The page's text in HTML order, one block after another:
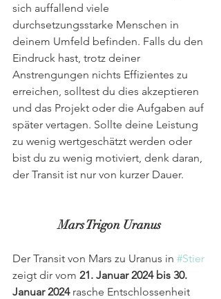
sich auffallend viele
durchsetzungsstarke Menschen in
deinem Umfeld befinden. Falls du den
Eindruck hast, trotz deiner
Anstrengungen nichts Effizientes zu
erreichen, solltest du dies akzeptieren
und das Projekt oder die Aufgaben auf
später vertagen. Sollte deine Leistung
zu wenig wertgeschätzt werden oder
bist du zu wenig motiviert, denk daran,
der Transit ist nur von kurzer Dauer.
Mars Trigon Uranus
Der Transit von Mars zu Uranus in #Stier
zeigt dir vom 21. Januar 2024 bis 30.
Januar 2024 rasche Entschlossenheit